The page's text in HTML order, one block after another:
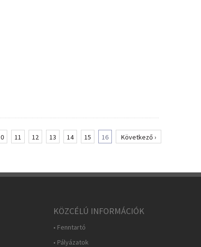
11 12 13 14 15 16 Következő ›
KÖZCÉLÚ INFORMÁCIÓK
• Fenntartó
• Pályázatok